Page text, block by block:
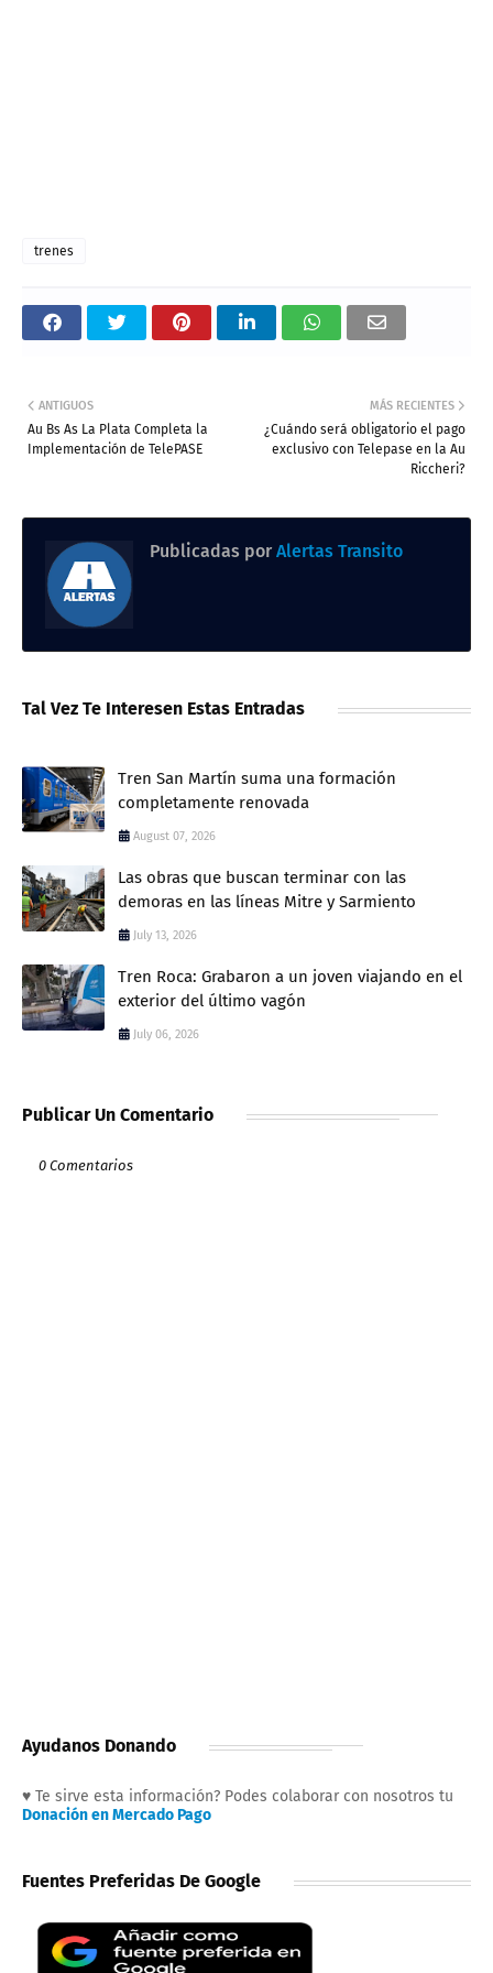
trenes
MÁS RECIENTES
¿Cuándo será obligatorio el pago
exclusivo con Telepase en la Au
Riccheri?
ANTIGUOS
Au Bs As La Plata Completa la
Implementación de TelePASE
Publicadas por Alertas Transito
Tal Vez Te Interesen Estas Entradas
Tren San Martín suma una formación
completamente renovada
August 07, 2026
Las obras que buscan terminar con las
demoras en las líneas Mitre y Sarmiento
July 13, 2026
Tren Roca: Grabaron a un joven viajando en el
exterior del último vagón
July 06, 2026
Publicar Un Comentario
0 Comentarios
Ayudanos Donando
♥ Te sirve esta información? Podes colaborar con nosotros tu
Donación en Mercado Pago
Fuentes Preferidas De Google